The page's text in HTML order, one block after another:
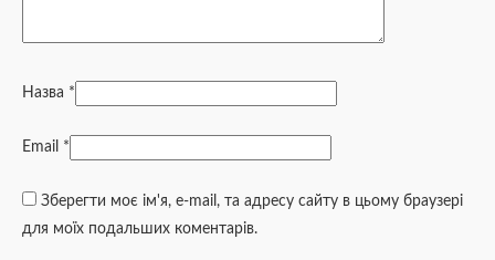
Назва *
Email *
Зберегти моє ім'я, e-mail, та адресу сайту в цьому браузері
для моїх подальших коментарів.